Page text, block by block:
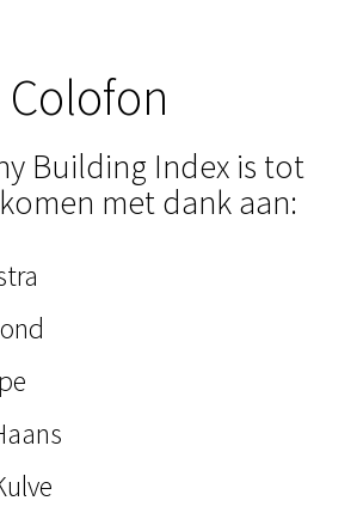
Colofon
Building Index is tot
met dank aan: